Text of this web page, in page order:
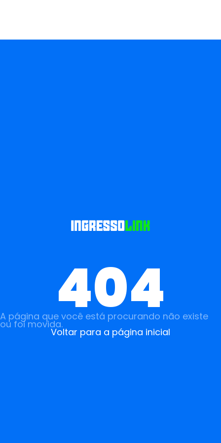
404
A página que você está procurando não existe
ou foi movida.
Voltar para a página inicial